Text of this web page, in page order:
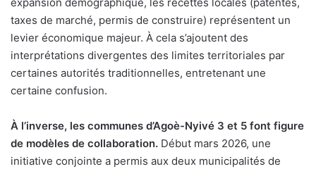
expansion démographique, les recettes locales (patentes,
taxes de marché, permis de construire) représentent un
levier économique majeur. À cela s’ajoutent des
interprétations divergentes des limites territoriales par
certaines autorités traditionnelles, entretenant une
certaine confusion.
À l’inverse, les communes d’Agoè-Nyivé 3 et 5 font figure
de modèles de collaboration. Début mars 2026, une
initiative conjointe a permis aux deux municipalités de